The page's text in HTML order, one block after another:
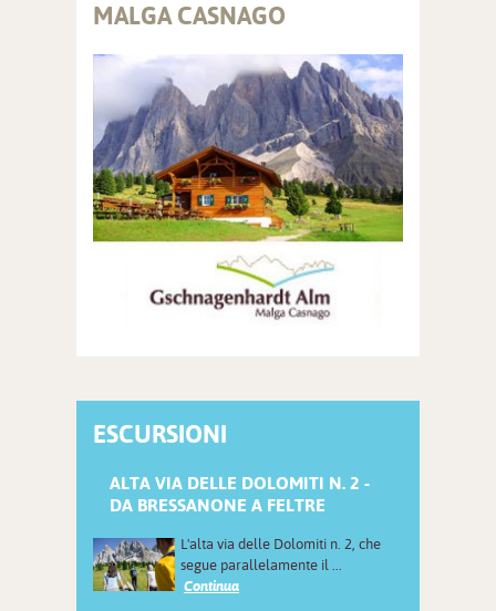
MALGA CASNAGO
ESCURSIONI
ALTA VIA DELLE DOLOMITI N. 2 -
DA BRESSANONE A FELTRE
L'alta via delle Dolomiti n. 2, che
segue parallelamente il ...
Continua